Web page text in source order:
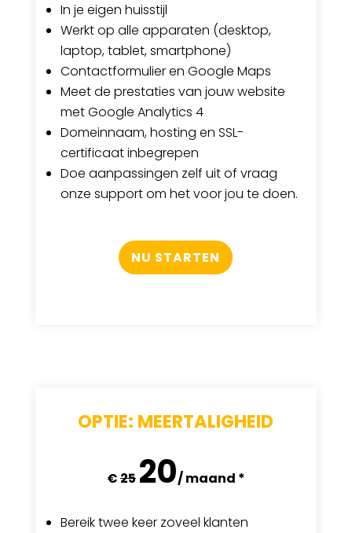
In je eigen huisstijl
Werkt op alle apparaten (desktop,
laptop, tablet, smartphone)
Contactformulier en Google Maps
Meet de prestaties van jouw website
met Google Analytics 4
Domeinnaam,hosting en SSL-
certificaat inbegrepen
Doe aanpassingen zelf uit of vraag
onze support om het voor jou te doen.
NU STARTEN
OPTIE: MEERTALIGHEID
€25 20/ maand *
Bereik twee keer zoveel klanten